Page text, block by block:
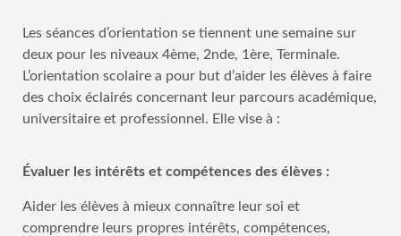
Les séances d’orientation se tiennent une semaine sur
deux pour les niveaux 4ème, 2nde, 1ère, Terminale.
L’orientation scolaire a pour but d’aider les élèves à faire
des choix éclairés concernant leur parcours académique,
universitaire et professionnel. Elle vise à :
Évaluer les intérêts et compétences des élèves :
Aider les élèves à mieux connaître leur soi et
comprendre leurs propres intérêts, compétences,